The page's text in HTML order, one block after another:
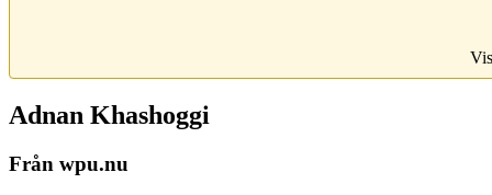
Adnan Khashoggi
Från wpu.nu